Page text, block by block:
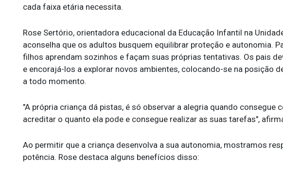
cada faixa etária necessita.
Rose Sertório, orientadora educacional da Educação Infantil na
aconselha que os adultos busquem equilibrar proteção e autonomia.
filhos aprendam sozinhos e façam suas próprias tentativas. Os pais
e encorajá-los a explorar novos ambientes, colocando-se na posição
a todo momento.
"A própria criança dá pistas, é só observar a alegria quando consegue
acreditar o quanto ela pode e consegue realizar as suas tarefas",
Ao permitir que a criança desenvolva a sua autonomia, mostramos
potência. Rose destaca alguns benefícios disso: